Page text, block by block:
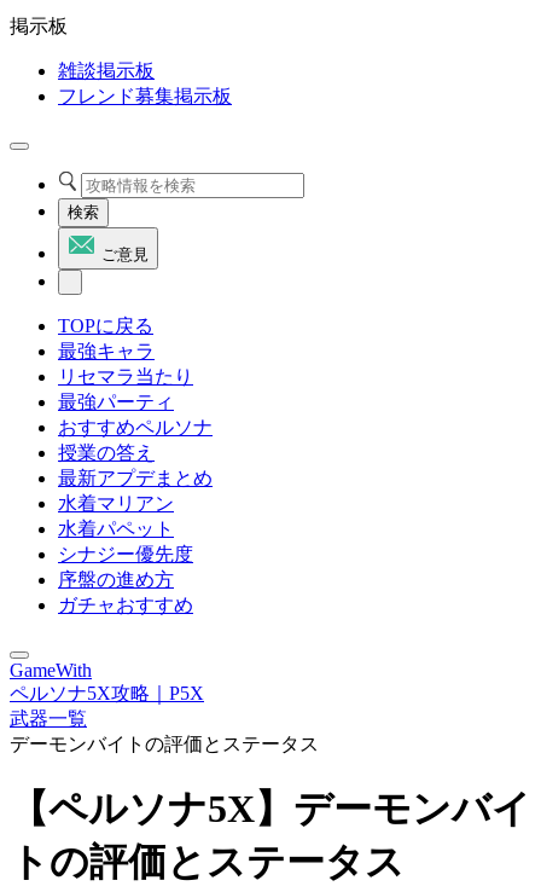
掲示板
雑談掲示板
フレンド募集掲示板
検索
ご意見
TOPに戻る
最強キャラ
リセマラ当たり
最強パーティ
おすすめペルソナ
授業の答え
最新アプデまとめ
水着マリアン
水着パペット
シナジー優先度
序盤の進め方
ガチャおすすめ
GameWith
ペルソナ5X攻略｜P5X
武器一覧
デーモンバイトの評価とステータス
【ペルソナ5X】デーモンバイ
トの評価とステータス